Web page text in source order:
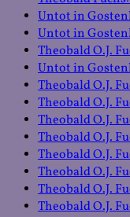
Untot in
Untot in
Theobald O.J.
Untot in
Theobald O.J.
Theobald O.J.
Theobald O.J.
Theobald O.J.
Theobald O.J.
Theobald O.J.
Theobald O.J.
Theobald O.J.